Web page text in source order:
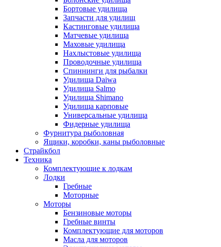
Бортовые удилища
Запчасти для удилищ
Кастинговые удилища
Матчевые удилища
Маховые удилища
Нахлыстовые удилища
Проводочные удилища
Спиннинги для рыбалки
Удилища Daiwa
Удилища Salmo
Удилища Shimano
Удилища карповые
Универсальные удилища
Фидерные удилища
Фурнитура рыболовная
Ящики, коробки, каны рыболовные
Страйкбол
Техника
Комплектующие к лодкам
Лодки
Гребные
Моторные
Моторы
Бензиновые моторы
Гребные винты
Комплектующие для моторов
Масла для моторов